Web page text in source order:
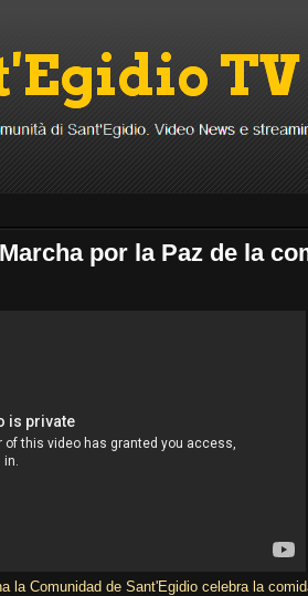
por la Paz de la
la Comunidad de Sant'Egidio celebra la